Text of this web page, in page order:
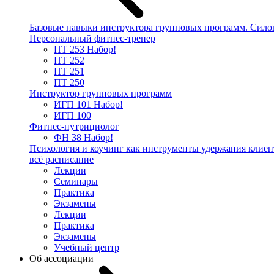
Базовые навыки инструктора групповых программ.
Персональный фитнес-тренер
ПТ 253 Набор!
ПТ 252
ПТ 251
ПТ 250
Инструктор групповых программ
ИГП 101 Набор!
ИГП 100
Фитнес-нутрициолог
ФН 38 Набор!
Психология и коучинг как инструменты удержания
всё расписание
Лекции
Семинары
Практика
Экзамены
Лекции
Практика
Экзамены
Учебный центр
Об ассоциации